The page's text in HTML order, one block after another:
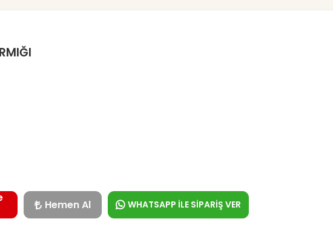
Hemen Al WHATSAPP İLE SİPARİŞ VER